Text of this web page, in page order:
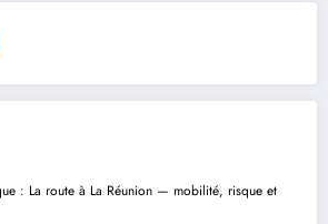
: La route à La Réunion — mobilité, risque et